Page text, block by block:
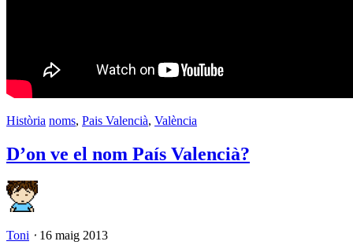
Història noms, Pais Valencià, València
D’on ve el nom País Valencià?
Toni ⋅ 16 maig 2013